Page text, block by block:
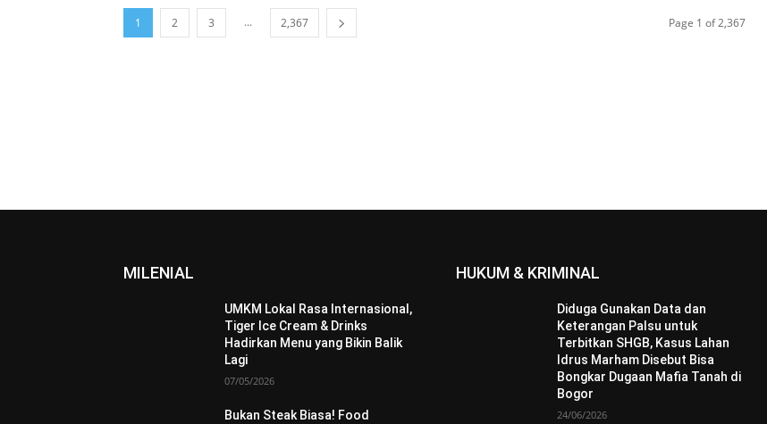
1 2 3 ... 2,367 Page 1 of 2,367
MILENIAL
UMKM Lokal Rasa Internasional,
Tiger Ice Cream & Drinks
Hadirkan Menu yang Bikin Balik
Lagi
07/05/2026
Bukan Steak Biasa! Food
HUKUM & KRIMINAL
Diduga Gunakan Data dan
Keterangan Palsu untuk
Terbitkan SHGB, Kasus Lahan
Idrus Marham Disebut Bisa
Bongkar Dugaan Mafia Tanah di
Bogor
24/06/2026